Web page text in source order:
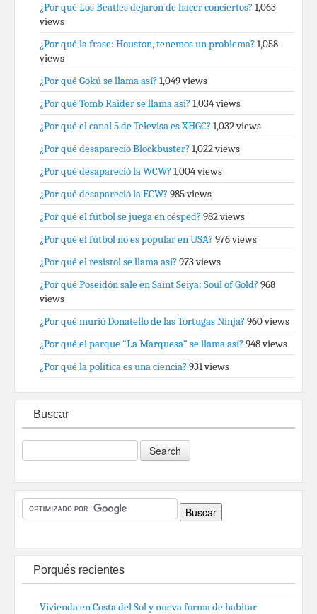
¿Por qué Los Beatles dejaron de hacer conciertos? 1,063
views
¿Por qué la frase: Houston, tenemos un problema? 1,058
views
¿Por qué Gokú se llama así? 1,049 views
¿Por qué Tomb Raider se llama así? 1,034 views
¿Por qué el canal 5 de Televisa es XHGC? 1,032 views
¿Por qué desapareció Blockbuster? 1,022 views
¿Por qué desapareció la WCW? 1,004 views
¿Por qué desapareció la ECW? 985 views
¿Por qué el fútbol se juega en césped? 982 views
¿Por qué el fútbol no es popular en USA? 976 views
¿Por qué el resistol se llama así? 973 views
¿Por qué Poseidón sale en Saint Seiya: Soul of Gold? 968
views
¿Por qué murió Donatello de las Tortugas Ninja? 960 views
¿Por qué el parque “La Marquesa” se llama así? 948 views
¿Por qué la política es una ciencia? 931 views
Buscar
Porqués recientes
Vivienda en Costa del Sol y nueva forma de habitar